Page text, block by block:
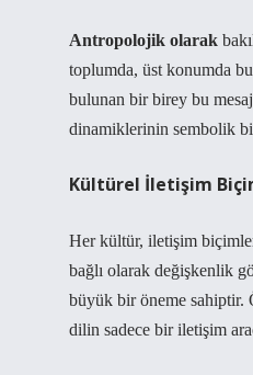
Antropolojik olarak
toplumda, üst konumda
bulunan bir birey bu
dinamiklerinin sembolik
Kültürel İletişim
Her kültür, iletişim
bağlı olarak değişkenlik
büyük bir öneme sahiptir.
dilin sadece bir iletişim